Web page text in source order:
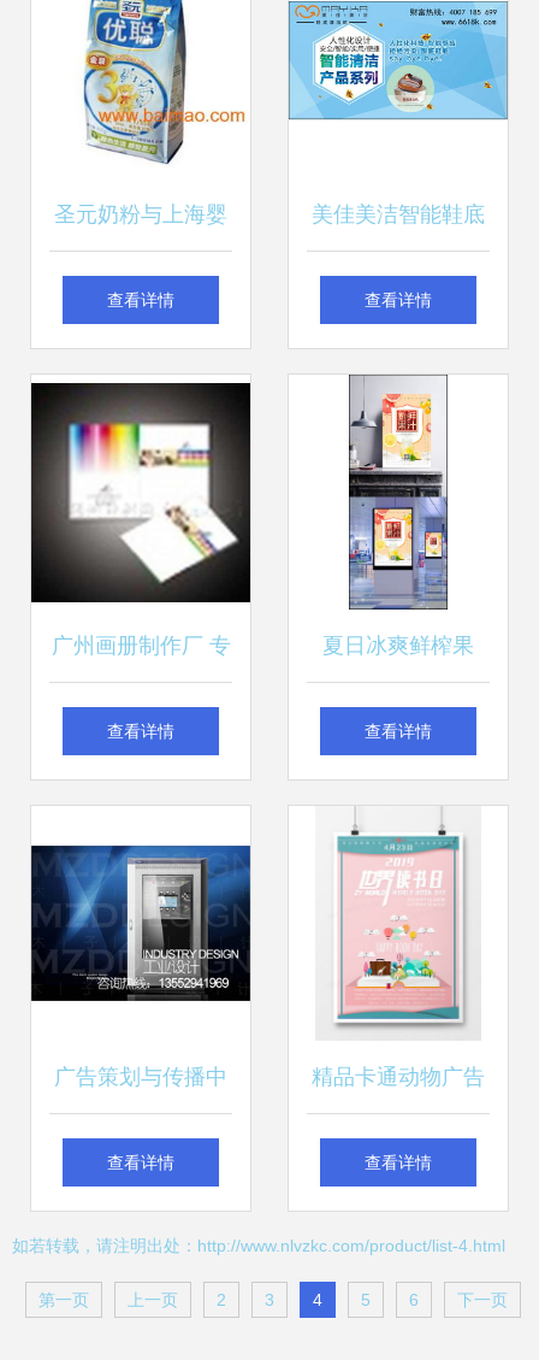
圣元奶粉与上海婴
琪宝贝妇幼用品批
发与优质服务
查看详情
美佳美洁智能鞋底
清洗机 智能生活行
理机遇
查看详情
广州画册制作厂 专
业订做广告宣传画
服务
查看详情
夏日冰爽鲜榨果
汁，健康生活新选
查看详情
广告策划与传播中
的钱眼产品分类在
查看详情
精品卡通动物广告
设计模板大全 熊猫
服务
查看详情
如若转载，请注明出处：http://www.nlvzkc.com/product/list-4.html
第一页 上一页 2 3 4 5 6 下一页